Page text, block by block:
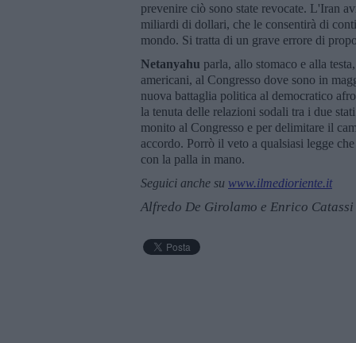
prevenire ciò sono state revocate. L'Iran
miliardi di dollari, che le consentirà di
mondo. Si tratta di un grave errore di
Netanyahu parla, allo stomaco e alla
americani, al Congresso dove sono in
nuova battaglia politica al democratico
la tenuta delle relazioni sodali tra i due
monito al Congresso e per delimitare il
accordo. Porrò il veto a qualsiasi legge
con la palla in mano.
Seguici anche su www.ilmedioriente.it
Alfredo De Girolamo e Enrico Catassi